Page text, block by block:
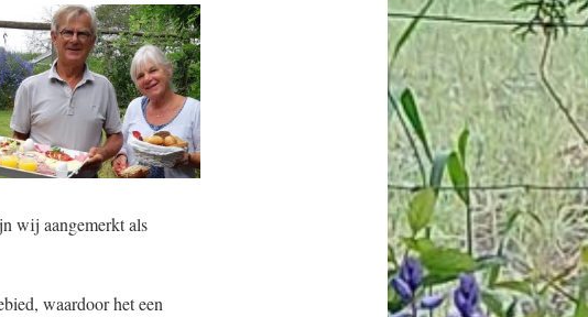
wij aangemerkt als
waardoor het een